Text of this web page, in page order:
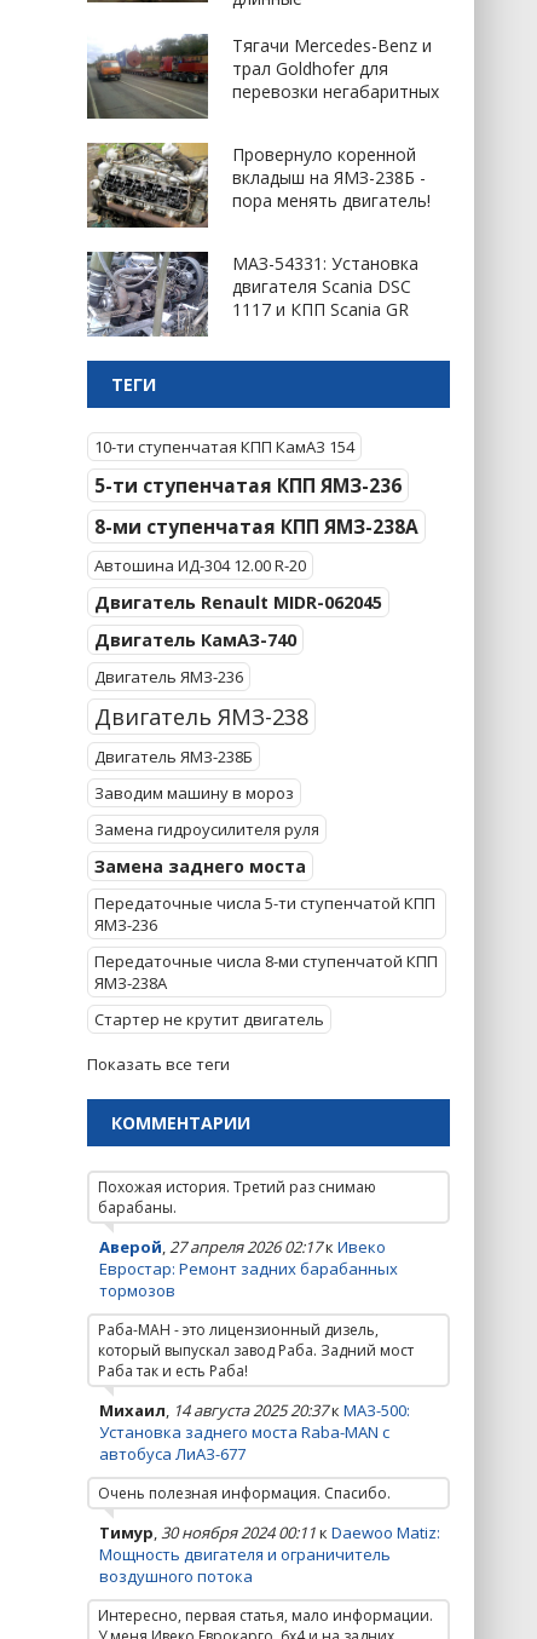
Тягачи Mercedes-Benz и
трал Goldhofer для
перевозки негабаритных
Провернуло коренной
вкладыш на ЯМЗ-238Б -
пора менять двигатель!
МАЗ-54331: Установка
двигателя Scania DSC
1117 и КПП Scania GR
ТЕГИ
10-ти ступенчатая КПП КамАЗ 154
5-ти ступенчатая КПП ЯМЗ-236
8-ми ступенчатая КПП ЯМЗ-238А
Автошина ИД-304 12.00 R-20
Двигатель Renault MIDR-062045
Двигатель КамАЗ-740
Двигатель ЯМЗ-236
Двигатель ЯМЗ-238
Двигатель ЯМЗ-238Б
Заводим машину в мороз
Замена гидроусилителя руля
Замена заднего моста
Передаточные числа 5-ти ступенчатой КПП
ЯМЗ-236
Передаточные числа 8-ми ступенчатой КПП
ЯМЗ-238А
Стартер не крутит двигатель
Показать все теги
КОММЕНТАРИИ
Похожая история. Третий раз снимаю
барабаны.
Аверой,27 апреля 2026 02:17к Ивеко
Евростар: Ремонт задних барабанных
тормозов
Раба-МАН - это лицензионный дизель,
который выпускал завод Раба. Задний мост
Раба так и есть Раба!
Михаил, 14 августа 2025 20:37к МАЗ-500:
Установка заднего моста Raba-MAN с
автобуса ЛиАЗ-677
Очень полезная информация. Спасибо.
Тимур,30 ноября 2024 00:11к Daewoo Matiz:
Мощность двигателя и ограничитель
воздушного потока
Интересно, первая статья, мало информации.